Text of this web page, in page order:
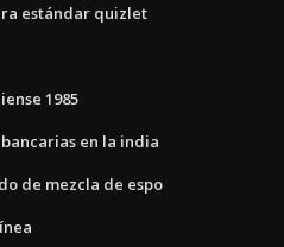
estándar quizlet
1985
en la india
de mezcla de espo